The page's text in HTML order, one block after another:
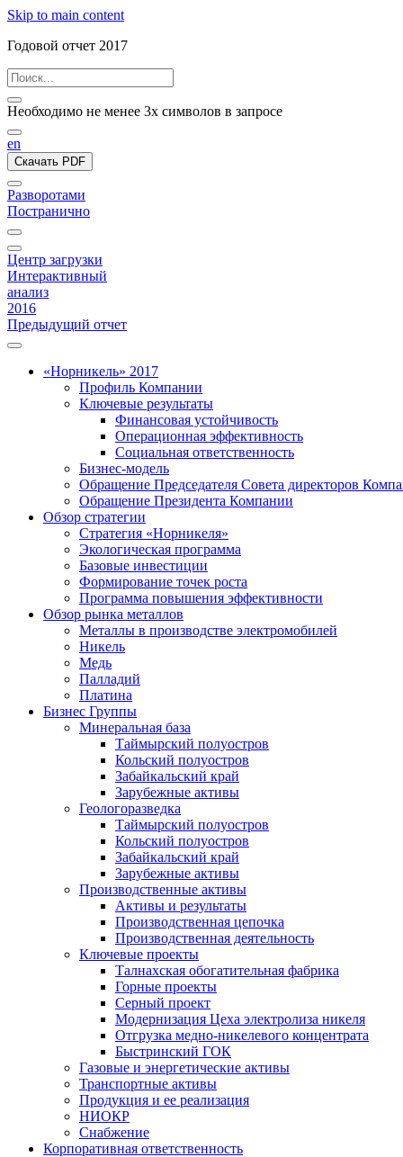
Skip to main content
Годовой отчет 2017
Необходимо не менее 3х символов в запросе
en
Скачать PDF
Разворотами
Постранично
Центр загрузки
Интерактивный
анализ
2016
Предыдущий отчет
«Норникель» 2017
Профиль Компании
Ключевые результаты
Финансовая устойчивость
Операционная эффективность
Социальная ответственность
Бизнес-модель
Обращение Председателя Совета директоров
Обращение Президента Компании
Обзор стратегии
Стратегия «Норникеля»
Экологическая программа
Базовые инвестиции
Формирование точек роста
Программа повышения эффективности
Обзор рынка металлов
Металлы в производстве электромобилей
Никель
Медь
Палладий
Платина
Бизнес Группы
Минеральная база
Таймырский полуостров
Кольский полуостров
Забайкальский край
Зарубежные активы
Геологоразведка
Таймырский полуостров
Кольский полуостров
Забайкальский край
Зарубежные активы
Производственные активы
Активы и результаты
Производственная цепочка
Производственная деятельность
Ключевые проекты
Талнахская обогатительная фабрика
Горные проекты
Серный проект
Модернизация Цеха электролиза никеля
Отгрузка медно-никелевого концентрата
Быстринский ГОК
Газовые и энергетические активы
Транспортные активы
Продукция и ее реализация
НИОКР
Снабжение
Корпоративная ответственность